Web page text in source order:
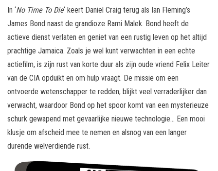
In ‘No Time To Die‘ keert Daniel Craig terug als Ian Fleming’s
James Bond naast de grandioze Rami Malek. Bond heeft de
actieve dienst verlaten en geniet van een rustig leven op het altijd
prachtige Jamaica. Zoals je wel kunt verwachten in een echte
actiefilm, is zijn rust van korte duur als zijn oude vriend Felix Leiter
van de CIA opduikt en om hulp vraagt. De missie om een
ontvoerde wetenschapper te redden, blijkt veel verraderlijker dan
verwacht, waardoor Bond op het spoor komt van een mysterieuze
schurk gewapend met gevaarlijke nieuwe technologie… Een mooi
klusje om afscheid mee te nemen en alsnog van een langer
durende welverdiende rust.